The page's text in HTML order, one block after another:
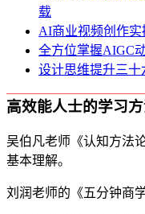
载
AI商业视频创作实
全方位掌握AIGC
设计思维提升三十
高效能人士的学习
吴伯凡老师《认知方法
基本理解。
刘润老师的《五分钟商